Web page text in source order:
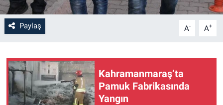
Paylaş A- A+
Kahramanmaraş’ta
Pamuk Fabrikasında
Yangın
MAGAZİN
KÜLTÜR-SANAT
ÇEVRE